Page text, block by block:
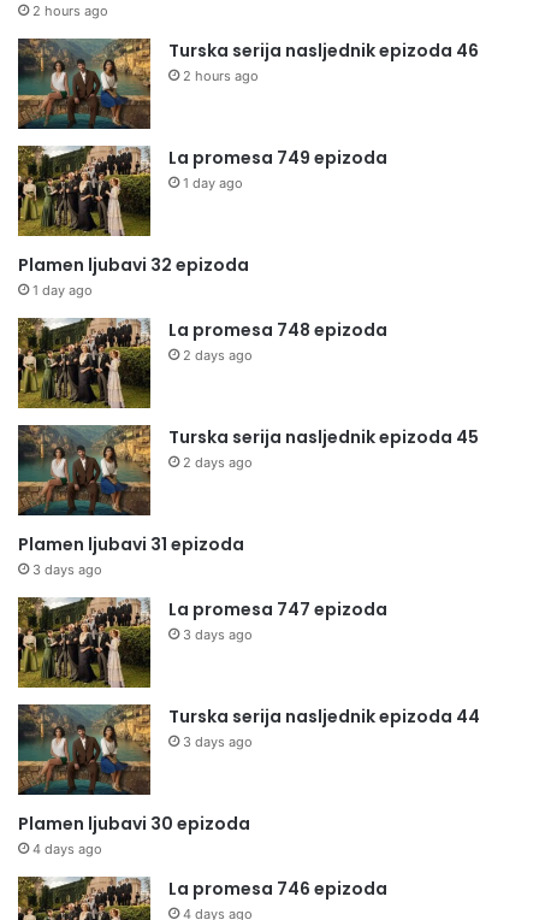
2 hours ago
Turska serija nasljednik epizoda 46
2 hours ago
La promesa 749 epizoda
1 day ago
Plamen ljubavi 32 epizoda
1 day ago
La promesa 748 epizoda
2 days ago
Turska serija nasljednik epizoda 45
2 days ago
Plamen ljubavi 31 epizoda
3 days ago
La promesa 747 epizoda
3 days ago
Turska serija nasljednik epizoda 44
3 days ago
Plamen ljubavi 30 epizoda
4 days ago
La promesa 746 epizoda
4 days ago